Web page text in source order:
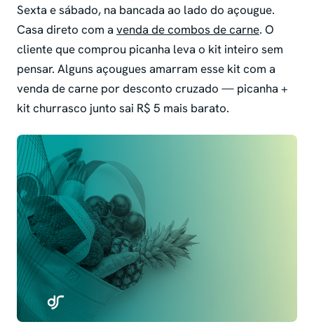
Sexta e sábado, na bancada ao lado do açougue.
Casa direto com a venda de combos de carne. O
cliente que comprou picanha leva o kit inteiro sem
pensar. Alguns açougues amarram esse kit com a
venda de carne por desconto cruzado — picanha +
kit churrasco junto sai R$ 5 mais barato.